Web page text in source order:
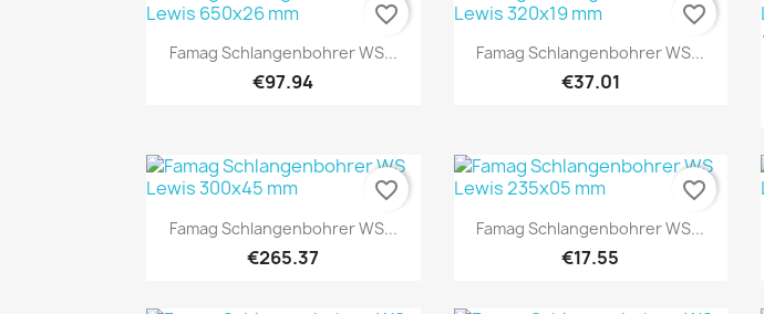
Quick view
Famag Schlangenbohrer WS...
€97.94
favorite_border
Quick view
Famag Schlangenbohrer WS...
€37.01
favorite_border
Quick view
Famag Schlangenbohrer WS...
€265.37
favorite_border
Quick view
Famag Schlangenbohrer WS...
€17.55
favorite_border